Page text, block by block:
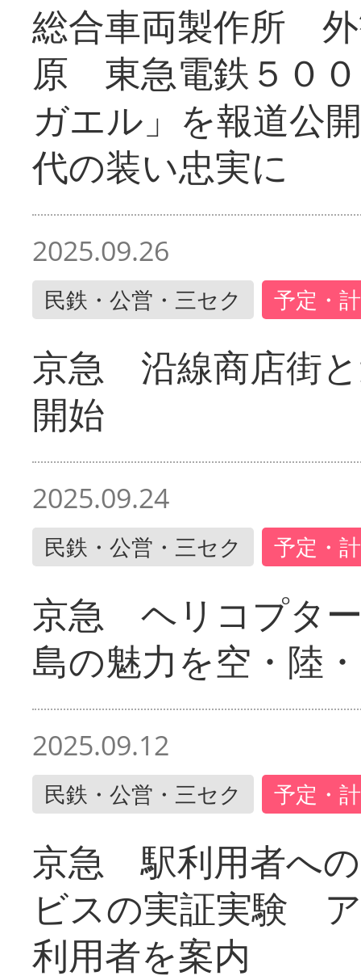
総合車両製作所
原 東急電鉄５０
ガエル」を報道公
代の装い忠実に
2025.09.26
民鉄・公営・三セク 予定・
京急 沿線商店街
開始
2025.09.24
民鉄・公営・三セク 予定・
京急 ヘリコプタ
島の魅力を空・陸
2025.09.12
民鉄・公営・三セク 予定・
京急 駅利用者へ
ビスの実証実験
利用者を案内